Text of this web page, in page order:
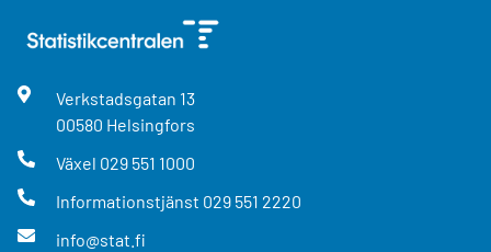
Verkstadsgatan 13
00580 Helsingfors
Växel 029 551 1000
Informationstjänst 029 551 2220
info@stat.fi